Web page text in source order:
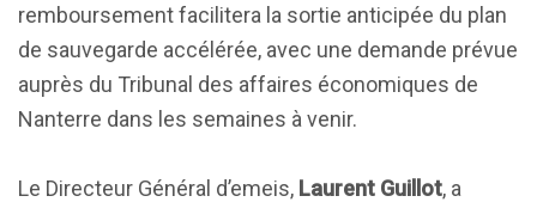
remboursement facilitera la sortie anticipée du plan
de sauvegarde accélérée, avec une demande prévue
auprès du Tribunal des affaires économiques de
Nanterre dans les semaines à venir.
Le Directeur Général d’emeis, Laurent Guillot, a